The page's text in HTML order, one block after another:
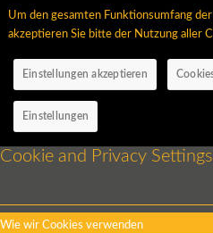
Um den gesamten Funktionsumfang
akzeptieren Sie bitte der Nutzung aller
Einstellungen akzeptieren
Einstellungen
Cookie and Privacy Settings
Wie wir Cookies verwenden